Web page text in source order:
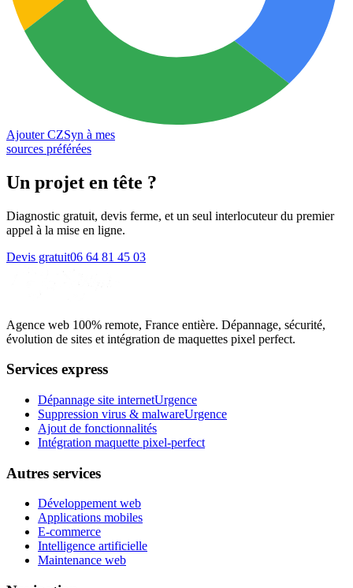
Ajouter CZSyn à mes
sources préférées
Un projet en tête ?
Diagnostic gratuit, devis ferme, et un seul interlocuteur du premier
appel à la mise en ligne.
Devis gratuit06 64 81 45 03
Agence web 100% remote, France entière. Dépannage, sécurité,
évolution de sites et intégration de maquettes pixel perfect.
Services express
Dépannage site internetUrgence
Suppression virus & malwareUrgence
Ajout de fonctionnalités
Intégration maquette pixel-perfect
Autres services
Développement web
Applications mobiles
E-commerce
Intelligence artificielle
Maintenance web